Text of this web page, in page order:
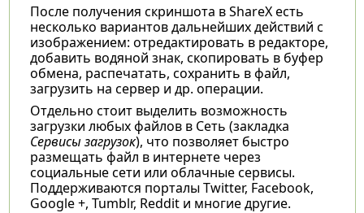
После получения скриншота в ShareX есть
несколько вариантов дальнейших действий с
изображением: отредактировать в редакторе,
добавить водяной знак, скопировать в буфер
обмена, распечатать, сохранить в файл,
загрузить на сервер и др. операции.
Отдельно стоит выделить возможность
загрузки любых файлов в Сеть (закладка
Сервисы загрузок), что позволяет быстро
размещать файл в интернете через
социальные сети или облачные сервисы.
Поддерживаются порталы Twitter, Facebook,
Google +, Tumblr, Reddit и многие другие.